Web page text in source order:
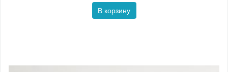
В корзину